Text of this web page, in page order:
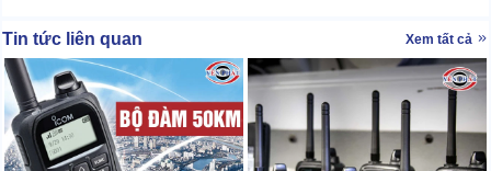
Tin tức liên quan Xem tất cả